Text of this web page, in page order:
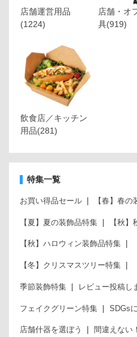
店舗運営用品
(1224)
店舗・オ
具(919)
飲食店／キッチン
用品(281)
特集一覧
お買い得品セール 【春】春の
【夏】夏の装飾品特集 【秋
【秋】ハロウィン装飾品特集
【冬】クリスマスツリー特集
季節装飾特集 レビュー投稿し
フェイクグリーン特集 SDGs
店舗什器を選ぼう 間違えない